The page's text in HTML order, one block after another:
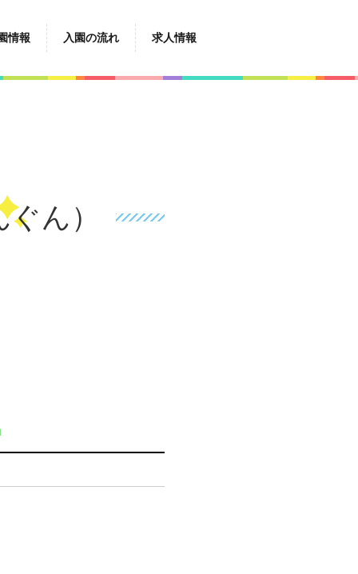
情報 入園の流れ 求人情報
ん）